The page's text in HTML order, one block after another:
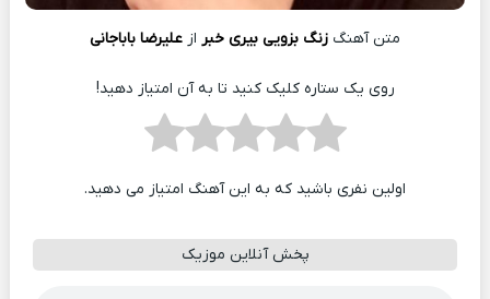
متن آهنگ زنگ بزویی بیری خبر از علیرضا باباجانی
روی یک ستاره کلیک کنید تا به آن امتیاز دهید!
اولین نفری باشید که به این آهنگ امتیاز می دهید.
پخش آنلاین موزیک